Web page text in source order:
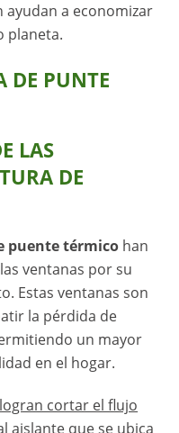
a economizar
planeta.
DE PUNTE
LAS
DE
puente térmico han
ventanas por su
Estas ventanas son
la pérdida de
un mayor
en el hogar.
cortar el flujo
aislante que se ubica